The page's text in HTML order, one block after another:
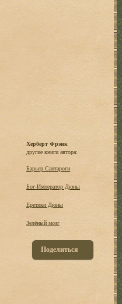
Херберт Фрэнк
другие книги автора:
Барьер Сантароги
Бог-Император Дюны
Еретики Дюны
Зелёный мозг
Поделиться